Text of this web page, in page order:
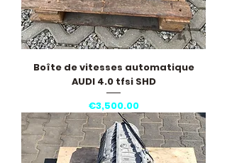
Boîte de vitesses automatique
AUDI 4.0 tfsi SHD
Price
€3,500.00